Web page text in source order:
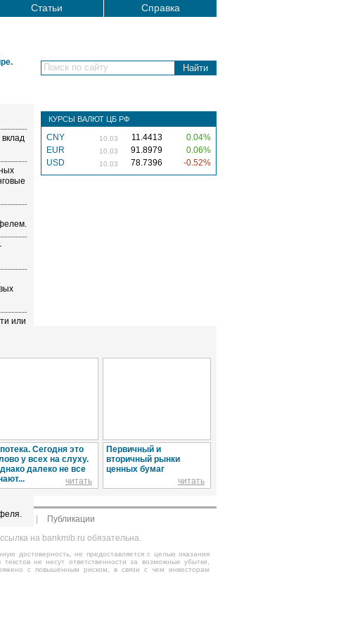
Статьи
Справка
Поиск по сайту
или
КУРСЫ ВАЛЮТ ЦБ РФ
CNY 10.03 11.4413
0.04%
EUR
10.03 91.8979
0.06%
USD
10.03 78.7396 -0.52%
Сегодня это
у всех на слуху.
далеко не все
читать
Первичный и
вторичный рынки
ценных бумаг
читать
Публикации
на bankmib.ru обязательна.
достоверность, не предоставляется с целью оказания
не несут ответственности за возможные убытки,
с повышенным риском, в связи с чем инвесторам